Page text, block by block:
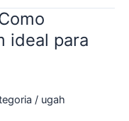
ideal para
/ ugah